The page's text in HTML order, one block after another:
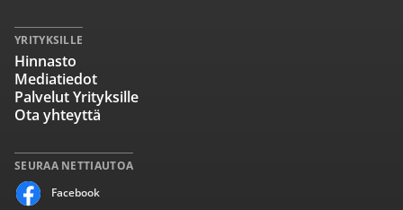
SEURAA NETTIAUTOA
Facebook
YRITYKSILLE
Hinnasto
Mediatiedot
Palvelut Yrityksille
Ota yhteyttä